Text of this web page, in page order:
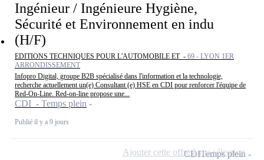
Ingénieur / Ingénieure Hygiène,
Sécurité et Environnement en indu
(H/F)
EDITIONS TECHNIQUES POUR L'AUTOMOBILE ET - 69 - LYON 1ER
ARRONDISSEMENT
Infopro Digital, groupe B2B spécialisé dans l'information et la technologie,
recherche actuellement un(e) Consultant (e) HSE en CDI pour renforcer l'équipe de
Red-On-Line. Red-on-line propose une...
CDI - Temps plein
Publié il y a 9 jours
CDITemps plein
Ajouter cette offre à ma sélection